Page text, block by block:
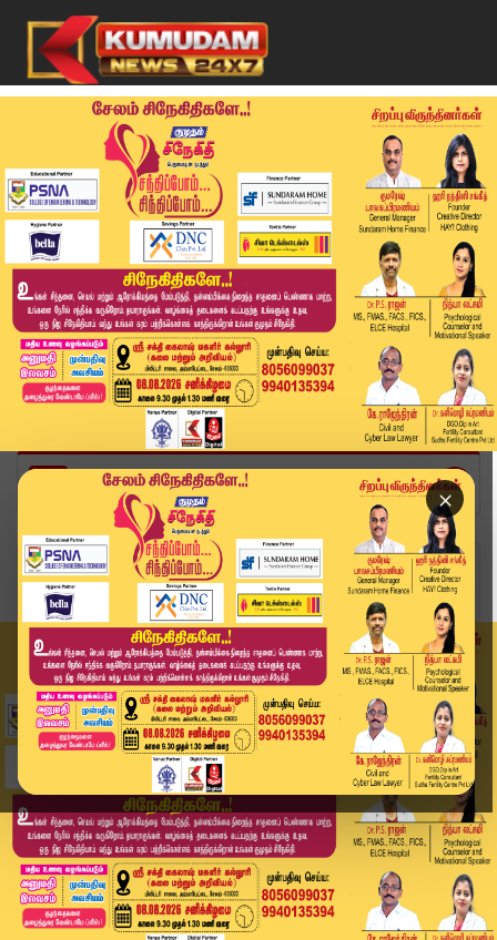
×
Home
வீடியோ ஸ்டோரி
Cyclone Ditwah | தமிழக கடலோர பகுதிகளை நெருங்கி ...